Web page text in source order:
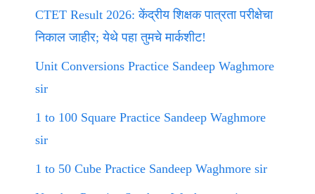
CTET Result 2026: केंद्रीय शिक्षक पात्रता परीक्षेचा
निकाल जाहीर; येथे पहा तुमचे मार्कशीट!
Unit Conversions Practice Sandeep Waghmore
sir
1 to 100 Square Practice Sandeep Waghmore
sir
1 to 50 Cube Practice Sandeep Waghmore sir